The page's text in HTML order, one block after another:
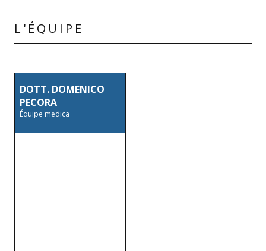
L'ÉQUIPE
DOTT. DOMENICO
PECORA
Équipe medica